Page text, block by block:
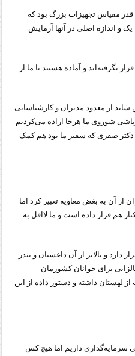
کردیم، آن قدر مقیاس تجهیزات بزرگ بود که
میگ 29 را در مقیاس یک به یک و اندازه‌ اصلی در آنها آزمایش
نگرفته‌اند و آماده هستند تا ما از
شاید از معدود مدیران و کارشناسانی
شوروی ما هرجا اراده می‌کردیم
دکتر صفری که سفیر ما بود هم کمک
آن به بغض معاویه تعبیر کرد اما
هم قرار داده است و ما لااقل به
قرار دارد و بالاتر از آن داغستان و بندر
برای جوانان کشورمان
لهستان داشته و دستور داده از این
سرمایه‌گذاری داریم اما هیچ کس